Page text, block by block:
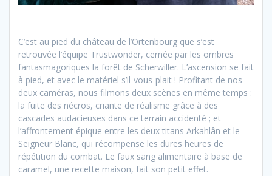
C’est au pied du château de l’Ortenbourg que s’est
retrouvée l’équipe Trustwonder, cernée par les ombres
fantasmagoriques la forêt de Scherwiller. L’ascension se fait
à pied, et avec le matériel s’il-vous-plait ! Profitant de nos
deux caméras, nous filmons deux scènes en même temps :
la fuite des nécros, criante de réalisme grâce à des
cascades audacieuses dans ce terrain accidenté ; et
l’affrontement épique entre les deux titans Arkahlân et le
Seigneur Blanc, qui récompense les dures heures de
répétition du combat. Le faux sang alimentaire à base de
caramel, une recette maison, fait son petit effet.